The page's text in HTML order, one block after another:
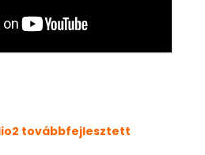
továbbfejlesztett